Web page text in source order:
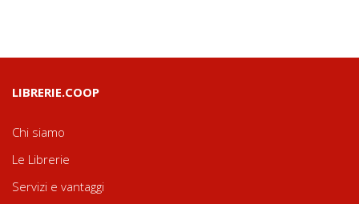
LIBRERIE.COOP
Chi siamo
Le Librerie
Servizi e vantaggi